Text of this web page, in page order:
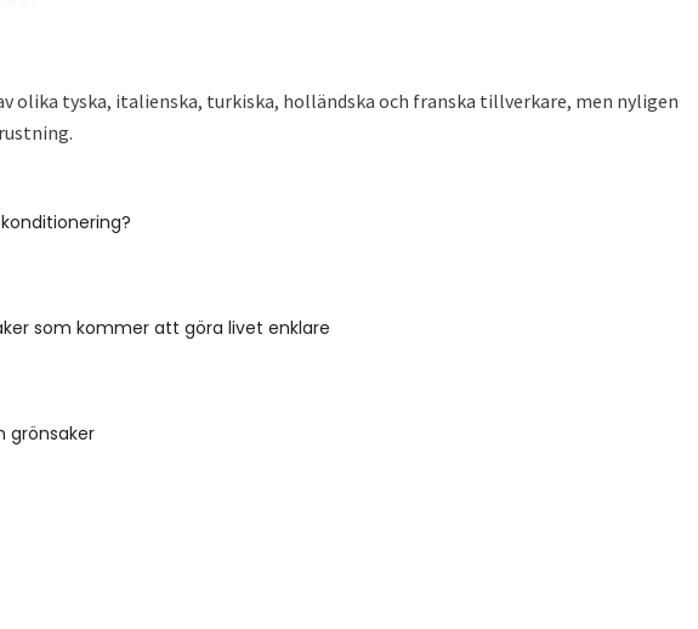
olika tyska, italienska, turkiska, holländska och franska tillverkare, men nyligen
som kommer att göra livet enklare
grönsaker